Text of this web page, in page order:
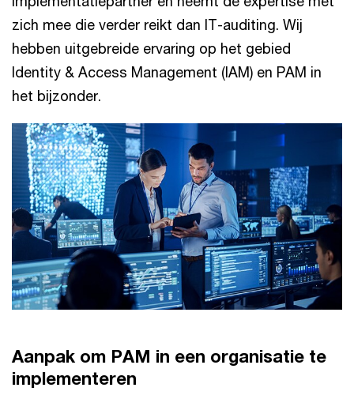
zich mee die verder reikt dan IT-auditing. Wij
hebben uitgebreide ervaring op het gebied
Identity & Access Management (IAM) en PAM in
het bijzonder.
Aanpak om PAM in een organisatie te
implementeren